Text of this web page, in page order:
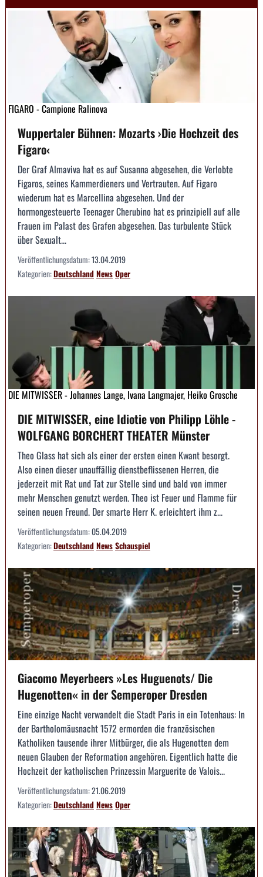
FIGARO - Campione Ralinova
Wuppertaler Bühnen: Mozarts ›Die Hochzeit des
Figaro‹
Der Graf Almaviva hat es auf Susanna abgesehen, die Verlobte
Figaros, seines Kammerdieners und Vertrauten. Auf Figaro
wiederum hat es Marcellina abgesehen. Und der
hormongesteuerte Teenager Cherubino hat es prinzipiell auf alle
Frauen im Palast des Grafen abgesehen. Das turbulente Stück
über Sexualt...
Veröffentlichungsdatum:13.04.2019
Kategorien:DeutschlandNewsOper
DIE MITWISSER - Johannes Lange, Ivana Langmajer, Heiko Grosche
DIE MITWISSER, eine Idiotie von Philipp Löhle -
WOLFGANG BORCHERT THEATER Münster
Theo Glass hat sich als einer der ersten einen Kwant besorgt.
Also einen dieser unauffällig dienstbeflissenen Herren, die
jederzeit mit Rat und Tat zur Stelle sind und bald von immer
mehr Menschen genutzt werden. Theo ist Feuer und Flamme für
seinen neuen Freund. Der smarte Herr K. erleichtert ihm z...
Veröffentlichungsdatum:05.04.2019
Kategorien:DeutschlandNewsSchauspiel
Giacomo Meyerbeers »Les Huguenots/ Die
Hugenotten« in der Semperoper Dresden
Eine einzige Nacht verwandelt die Stadt Paris in ein Totenhaus: In
der Bartholomäusnacht 1572 ermorden die französischen
Katholiken tausende ihrer Mitbürger, die als Hugenotten dem
neuen Glauben der Reformation angehören. Eigentlich hatte die
Hochzeit der katholischen Prinzessin Marguerite de Valois...
Veröffentlichungsdatum:21.06.2019
Kategorien:DeutschlandNewsOper